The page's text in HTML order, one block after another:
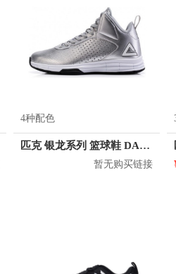
4种配色
匹克 银龙系列 篮球鞋 DA710181
暂无购买链接